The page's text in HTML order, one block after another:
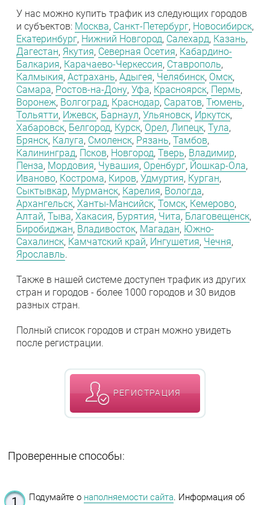
У нас можно купить трафик из следующих городов
и субъектов: Москва, Санкт-Петербург, Новосибирск,
Екатеринбург, Нижний Новгород, Салехард, Казань,
Дагестан, Якутия, Северная Осетия, Кабардино-
Балкария, Карачаево-Черкессия, Ставрополь,
Калмыкия, Астрахань, Адыгея, Челябинск, Омск,
Самара, Ростов-на-Дону, Уфа, Красноярск, Пермь,
Воронеж, Волгоград, Краснодар, Саратов, Тюмень,
Тольятти, Ижевск, Барнаул, Ульяновск, Иркутск,
Хабаровск, Белгород, Курск, Орел, Липецк, Тула,
Брянск, Калуга, Смоленск, Рязань, Тамбов,
Калининград, Псков, Новгород, Тверь, Владимир,
Пенза, Мордовия, Чувашия, Оренбург, Йошкар-Ола,
Иваново, Кострома, Киров, Удмуртия, Курган,
Сыктывкар, Мурманск, Карелия, Вологда,
Архангельск, Ханты-Мансийск, Томск, Кемерово,
Алтай, Тыва, Хакасия, Бурятия, Чита, Благовещенск,
Биробиджан, Владивосток, Магадан, Южно-
Сахалинск, Камчатский край, Ингушетия, Чечня,
Ярославль.
Также в нашей системе доступен трафик из других
стран и городов - более 1000 городов и 30 видов
разных стран.
Полный список городов и стран можно увидеть
после регистрации.
РЕГИСТРАЦИЯ
Проверенные способы:
Подумайте о наполняемости сайта. Информация об